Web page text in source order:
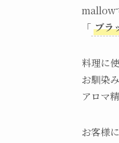
mallow
「 ブラ
料理に
お馴染
アロマ
お客様